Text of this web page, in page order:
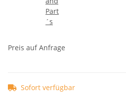
Preis auf Anfrage
Sofort verfügbar